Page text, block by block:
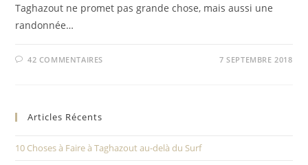
Taghazout ne promet pas grande chose, mais aussi une
randonnée…
42 COMMENTAIRES 7 SEPTEMBRE 2018
Articles Récents
10 Choses à Faire à Taghazout au-delà du Surf